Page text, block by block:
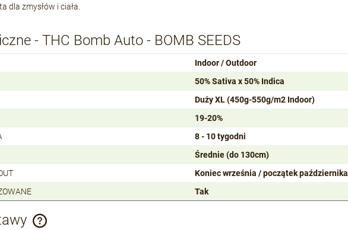
dla zmysłów i ciała.
- THC Bomb Auto - BOMB SEEDS
Indoor / Outdoor
50% Sativa x 50% Indica
Duży XL (450g-550g/m2 Indoor)
19-20%
8 - 10 tygodni
Średnie (do 130cm)
Koniec września / początek października
Tak